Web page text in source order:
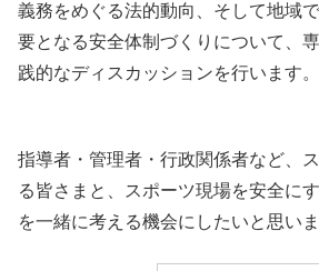
義務をめぐる法的動向、そして地域
要となる安全体制づくりについて、
践的なディスカッションを行います。
指導者・管理者・行政関係者など、
る皆さまと、スポーツ現場を安全に
を一緒に考える機会にしたいと思いま